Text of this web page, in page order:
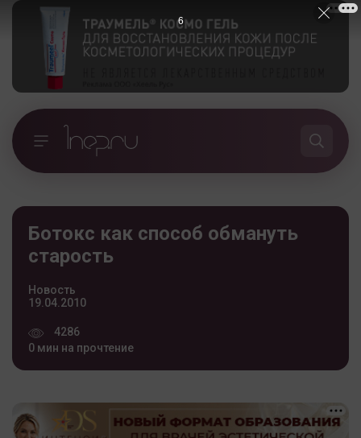
Ботокс как способ обмануть
старость
Новость
19.04.2010
4286
0 мин на прочтение
5